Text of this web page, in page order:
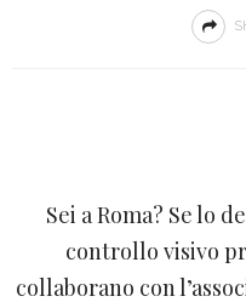
Sei a Roma? Se lo
controllo visivo
collaborano con